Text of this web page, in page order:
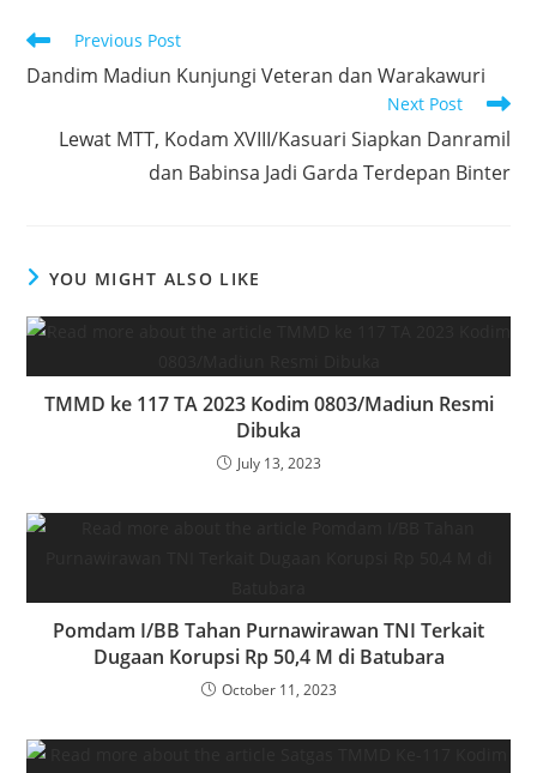
e
b
o
er s
A
p
dI
n
Read
articles
Previous Post
Dandim Madiun Kunjungi Veteran dan Warakawuri
Next Post
Lewat MTT, Kodam XVIII/Kasuari Siapkan Danramil
dan Babinsa Jadi Garda Terdepan Binter
YOU MIGHT ALSO LIKE
TMMD ke 117 TA 2023 Kodim 0803/Madiun Resmi
Dibuka
July 13, 2023
Pomdam I/BB Tahan Purnawirawan TNI Terkait
Dugaan Korupsi Rp 50,4 M di Batubara
October 11, 2023